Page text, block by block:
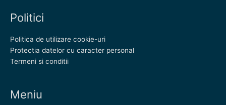
Politici
Politica de utilizare cookie-uri
Protectia datelor cu caracter personal
Termeni si conditii
Meniu